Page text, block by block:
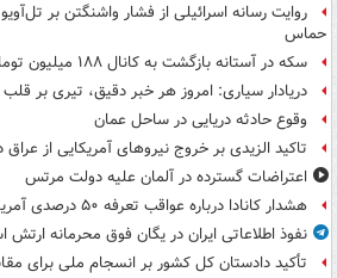
روایت رسانه اسرائیلی از فشار واشنگتن بر
حماس
سکه در آستانه بازگشت به کانال ۱۸۸ میلیون تومان
دریادار سیاری: امروز هر خبر دقیق، تیری بر
وقوع حادثه دریایی در ساحل عمان
تاکید الزیدی بر خروج نیروهای آمریکایی از
اعتراضات گسترده در آلمان علیه دولت مرتس
هشدار کانادا درباره عواقب تعرفه ۵۰ درصدی آمریکا
نفوذ اطلاعاتی ایران در یگان فوق محرمانه ارتش
تأکید دادستان کل کشور بر انسجام ملی برای